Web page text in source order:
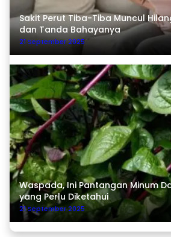
Sakit Perut Tiba-Tiba Muncul
dan Tanda Bahayanya
21 September 2025
Waspada, Ini Pantangan Minum
yang Perlu Diketahui
21 September 2025